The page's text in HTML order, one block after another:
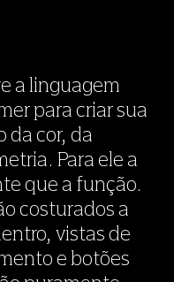
o homem
traje, que se
no espaço – o
a linguagem
para criar sua
da cor, da
Para ele a
que a função.
costurados a
vistas de
e botões